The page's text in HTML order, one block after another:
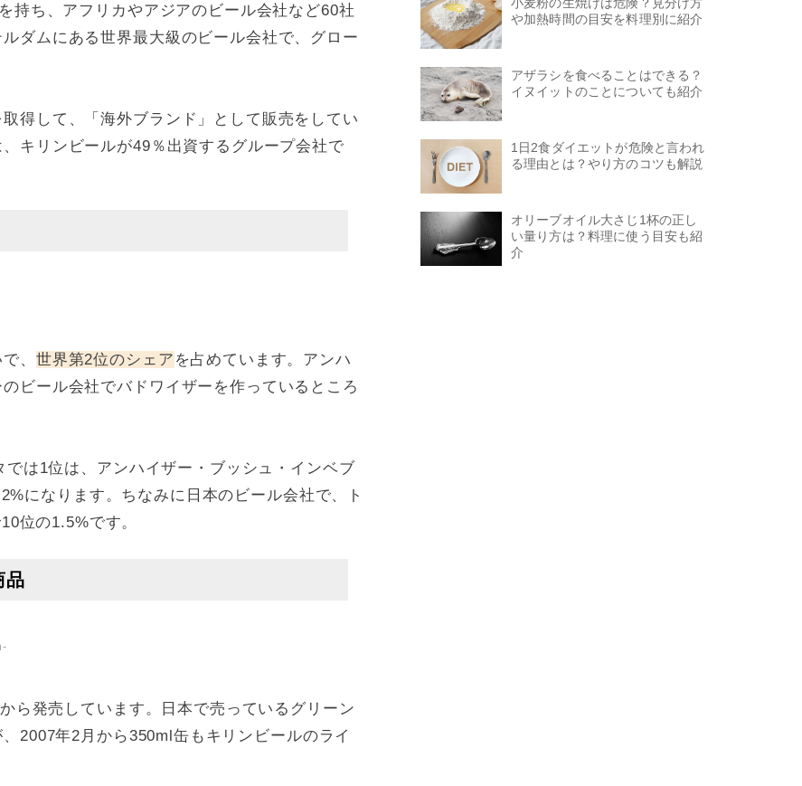
持ち、アフリカやアジアのビール会社など60社
ダムにある世界最大級のビール会社で、グロー
取得して、「海外ブランド」として販売をしてい
キリンビールが49％出資するグループ会社で
、 世界第2位のシェア を占めています。アンハ
ビール会社でバドワイザーを作っているところ
は1位は、アンハイザー・ブッシュ・インベブ
になります。ちなみに日本のビール会社で、ト
位の1.5%です。
品
ら発売しています。日本で売っているグリーン
2007年2月から350ml缶もキリンビールのライ
や加熱時間の目安を料理別に紹介
アザラシを食べることはできる？
イヌイットのことについても紹介
1日2食ダイエットが危険と言われ
る理由とは？やり方のコツも解説
オリーブオイル大さじ1杯の正し
い量り方は？料理に使う目安も紹
介